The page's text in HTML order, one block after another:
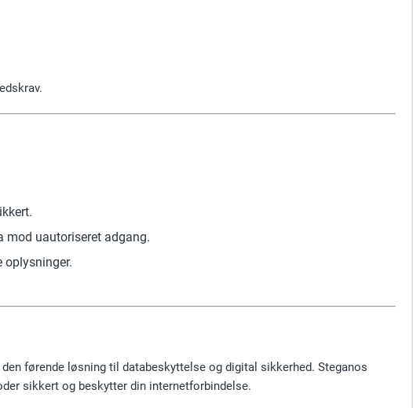
mod uautoriseret adgang.
oplysninger.
den førende løsning til databeskyttelse og digital sikkerhed. Steganos
sikkert og beskytter din internetforbindelse.